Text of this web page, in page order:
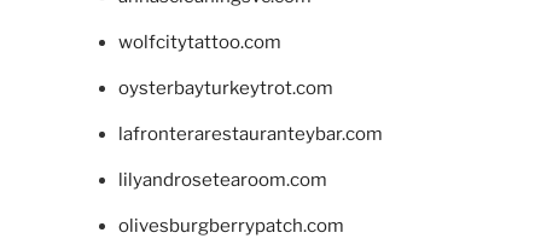
wolfcitytattoo.com
oysterbayturkeytrot.com
lafronterarestauranteybar.com
lilyandrosetearoom.com
olivesburgberrypatch.com